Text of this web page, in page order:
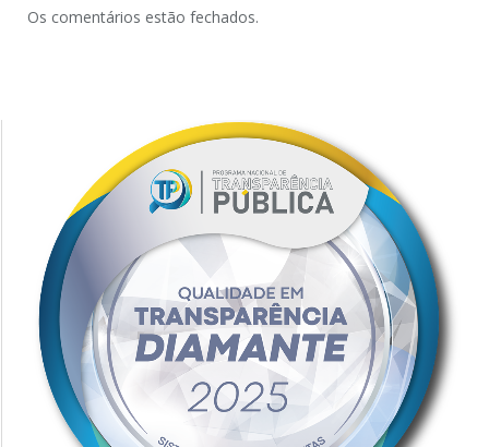
Os comentários estão fechados.